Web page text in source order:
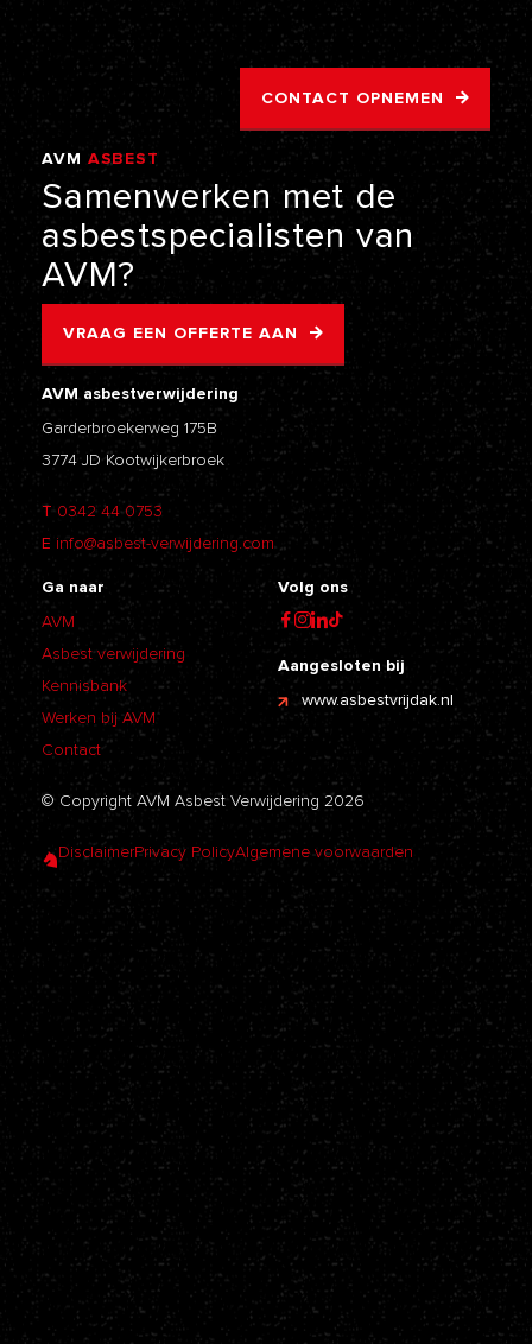
CONTACT OPNEMEN
AVM ASBEST
Samenwerken met de
asbestspecialisten van
AVM?
VRAAG EEN OFFERTE AAN
AVM asbestverwijdering
Garderbroekerweg 175B
3774 JD Kootwijkerbroek
T 0342 44 0753
E info@asbest-verwijdering.com
Ga naar
AVM
Asbest verwijdering
Kennisbank
Werken bij AVM
Contact
Volg ons
Aangesloten bij
www.asbestvrijdak.nl
© Copyright AVM Asbest Verwijdering 2026
DisclaimerPrivacy PolicyAlgemene voorwaarden